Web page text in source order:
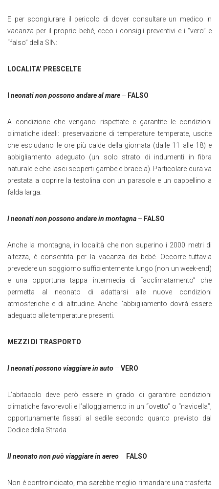
E per scongiurare il pericolo di dover consultare un medico in
vacanza per il proprio bebé, ecco i consigli preventivi e i “vero” e
“falso” della SIN:
LOCALITA’ PRESCELTE
neonati non possono andare al mare – FALSO
A condizione che vengano rispettate e garantite le condizioni
climatiche ideali: preservazione di temperature temperate, uscite
che escludano le ore più calde della giornata (dalle 11 alle 18) e
abbigliamento adeguato (un solo strato di indumenti in fibra
naturale e che lasci scoperti gambe e braccia). Particolare cura va
prestata a coprire la testolina con un parasole e un cappellino a
falda larga.
I neonati non possono andare in montagna – FALSO
Anche la montagna, in località che non superino i 2000 metri di
altezza, è consentita per la vacanza dei bebé. Occorre tuttavia
prevedere un soggiorno sufficientemente lungo (non un week-end)
e una opportuna tappa intermedia di “acclimatamento” che
permetta al neonato di adattarsi alle nuove condizioni
atmosferiche e di altitudine. Anche l’abbigliamento dovrà essere
adeguato alle temperature presenti.
MEZZI DI TRASPORTO
I neonati possono viaggiare in auto – VERO
L’abitacolo deve però essere in grado di garantire condizioni
climatiche favorevoli e l’alloggiamento in un “ovetto” o “navicella”,
opportunamente fissati al sedile secondo quanto previsto dal
Codice della Strada.
Il neonato non può viaggiare in aereo – FALSO
Non è controindicato, ma sarebbe meglio rimandare una trasferta